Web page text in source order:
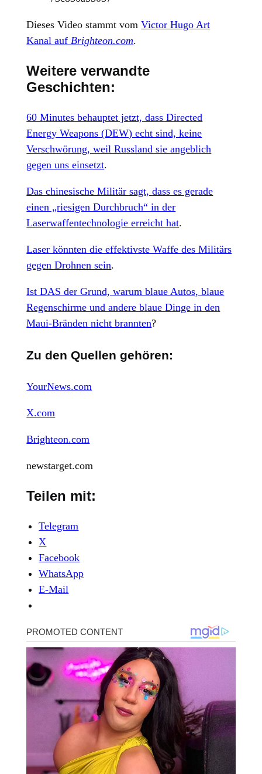
Dieses Video stammt vomVictor Hugo Art
Kanal aufBrighteon.com.
Weitere verwandte
Geschichten:
60 Minutes behauptet jetzt, dass Directed
Energy Weapons (DEW) echt sind, keine
Verschwörung, weil Russland sie angeblich
gegen uns einsetzt.
Das chinesische Militär sagt, dass es gerade
einen „riesigen Durchbruch“ in der
Laserwaffentechnologie erreicht hat.
Laser könnten die effektivste Waffe des Militärs
gegen Drohnen sein.
Ist DAS der Grund, warum blaue Autos, blaue
Regenschirme und andere blaue Dinge in den
Maui-Bränden nicht brannten?
Zu den Quellen gehören:
YourNews.com
X.com
Brighteon.com
newstarget.com
Teilen mit:
Telegram
X
Facebook
WhatsApp
E-Mail